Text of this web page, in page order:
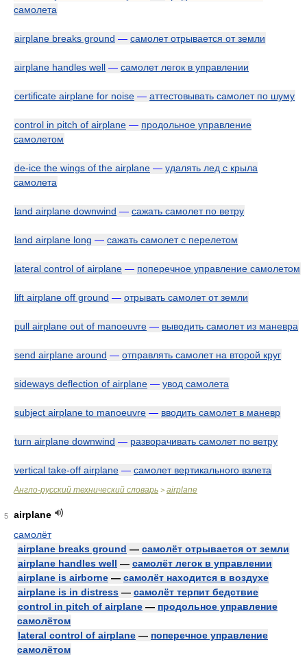
самолета
airplane breaks ground — самолет отрывается от земли
airplane handles well — самолет легок в управлении
certificate airplane for noise — аттестовывать самолет по шуму
control in pitch of airplane — продольное управление
самолетом
de-ice the wings of the airplane — удалять лед с крыла
самолета
land airplane downwind — сажать самолет по ветру
land airplane long — сажать самолет с перелетом
lateral control of airplane — поперечное управление самолетом
lift airplane off ground — отрывать самолет от земли
pull airplane out of manoeuvre — выводить самолет из маневра
send airplane around — отправлять самолет на второй круг
sideways deflection of airplane — увод самолета
subject airplane to manoeuvre — вводить самолет в маневр
turn airplane downwind — разворачивать самолет по ветру
vertical take-off airplane — самолет вертикального взлета
Англо-русский технический словарь > airplane
5
airplane
самолёт
airplane breaks ground — самолёт отрывается от земли
airplane handles well — самолёт легок в управлении
airplane is airborne — самолёт находится в воздухе
airplane is in distress — самолёт терпит бедствие
control in pitch of airplane — продольное управление
самолётом
lateral control of airplane — поперечное управление
самолётом